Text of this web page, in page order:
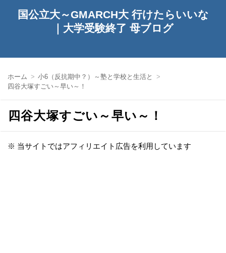
国公立大～GMARCH大 行けたらいいな
｜大学受験終了 母ブログ
ホーム
小6（反抗期中？）～塾と学校と生活と
四谷大塚すごい～早い～！
四谷大塚すごい～早い～！
※ 当サイトではアフィリエイト広告を利用しています